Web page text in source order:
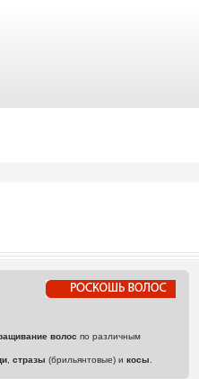
волос по различным
, стразы (брильянтовые) и косы.